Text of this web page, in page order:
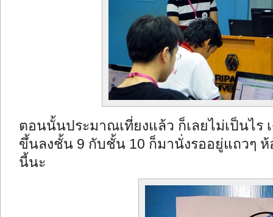
ตอนนั้นประมาณเที่ยงแล้ว ก็เลยไม่เป็นไร
ขึ้นลงชั้น 9 กับชั้น 10 ก็มานั่งรออยู่แถวๆ ห้
นี้นะ